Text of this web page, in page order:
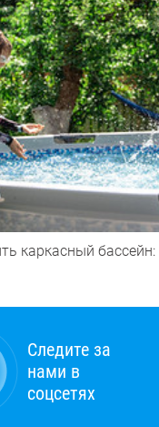
каркасный
Следите за
нами в
соцсетях